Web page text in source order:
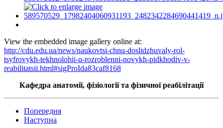
View the embedded image gallery online at:
http://cdu.edu.ua/news/naukovtsi-chnu-doslidzhuvaly-rol-
tsyfrovykh-tekhnolohii-u-rozroblenni-novykh-pidkhodiv-v-
reabilitatsii.html#sigProIda83caf8168
Кафедра анатомії, фізіології та фізичної реабілітації
Попередня
Наступна